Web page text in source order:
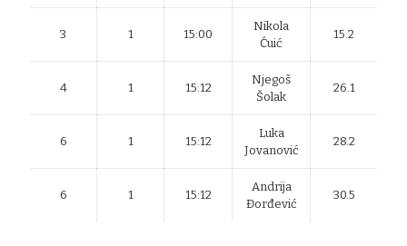
3 1 15:00
Nikola
Ćuić
15.2
4 1 15:12
Njegoš
Šolak
26.1
6 1 15:12
Luka
Jovanović
28.2
6 1 15:12
Andrija
Đorđević
30.5